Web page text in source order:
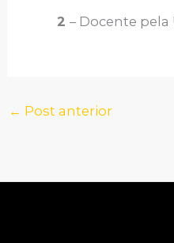
2 – Docente pela
← Post anterior